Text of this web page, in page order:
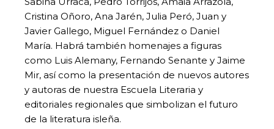
Cristina Oñoro, Ana Jarén, Julia Peró, Juan y
Javier Gallego, Miguel Fernández o Daniel
María. Habrá también homenajes a figuras
como Luis Alemany, Fernando Senante y Jaime
Mir, así como la presentación de nuevos autores
y autoras de nuestra Escuela Literaria y
editoriales regionales que simbolizan el futuro
de la literatura isleña.